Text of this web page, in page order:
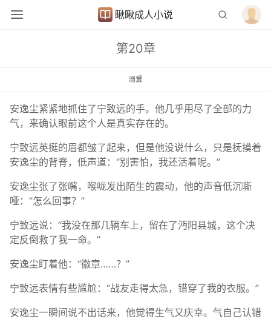
瞅瞅成人小说
第20章
溺爱
安逸尘紧紧地抓住了宁致远的手。他几乎用尽了全部的力
气，来确认眼前这个人是真实存在的。
宁致远英挺的眉都皱了起来，但是他没说什么，只是抚摸着
安逸尘的背脊，低声道：“别害怕，我还活着呢。”
安逸尘张了张嘴，喉咙发出陌生的震动，他的声音低沉嘶
哑：“怎么回事？”
宁致远说：“我没在那几辆车上，留在了沔阳县城，这个决
定反倒救了我一命。”
安逸尘盯着他：“徽章……？”
宁致远表情有些尴尬：“战友走得太急，错穿了我的衣服。”
安逸尘一瞬间说不出话来，他觉得生气又庆幸。气自己认错